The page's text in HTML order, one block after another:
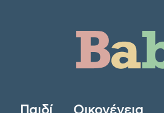
Παιδί Οικογένεια